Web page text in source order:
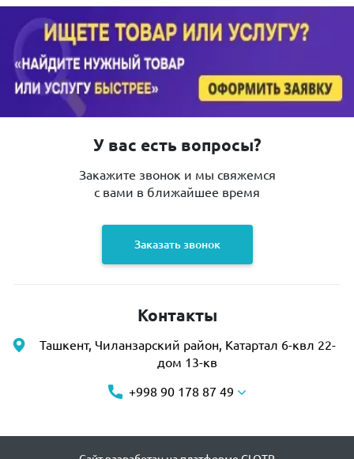
У вас есть вопросы?
Закажите звонок и мы свяжемся
с вами в ближайшее время
Заказать звонок
Контакты
Ташкент, Чиланзарский район, Катартал 6-квл 22-
дом 13-кв
+998 90 178 87 49